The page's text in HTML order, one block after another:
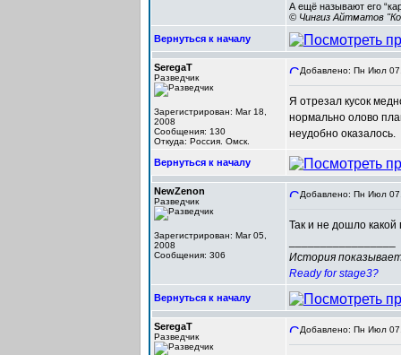
А ещё называют его
© Чингиз Айтматов
Вернуться к началу
SeregaT
Разведчик
Зарегистрирован: Mar 18,
2008
Сообщения: 130
Откуда: Россия. Омск.
Добавлено: Пн Июл
Я отрезал кусок
нормально олово
неудобно оказалось.
Вернуться к началу
NewZenon
Разведчик
Зарегистрирован: Mar 05,
2008
Сообщения: 306
Добавлено: Пн Июл
Так и не дошло какой
История
Ready for stage3?
Вернуться к началу
SeregaT
Разведчик
Добавлено: Пн Июл